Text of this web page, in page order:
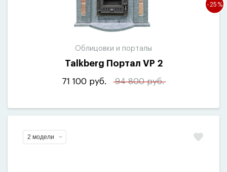
-25%
Облицовки и порталы
Talkberg Портал VP 2
71 100 руб. 94 800 руб.
2 модели